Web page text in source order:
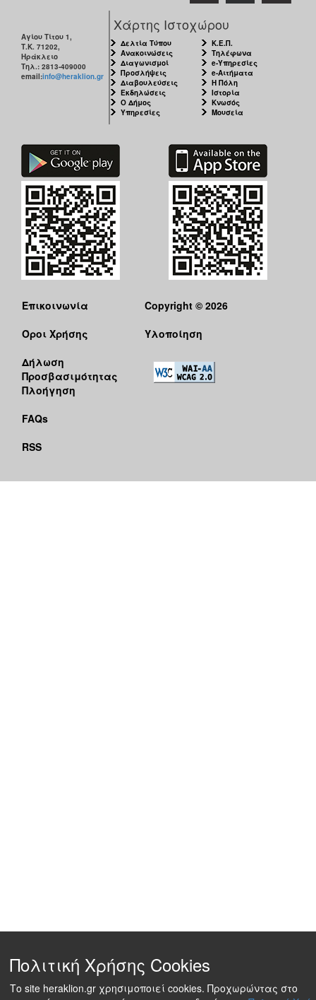
Αγίου Τίτου 1,
Τ.Κ. 71202,
Ηράκλειο
Τηλ.: 2813-409000
email:info@heraklion.gr
Χάρτης Ιστοχώρου
Δελτία Τύπου
Ανακοινώσεις
Διαγωνισμοί
Προσλήψεις
Διαβουλεύσεις
Εκδηλώσεις
Ο Δήμος
Υπηρεσίες
Κ.Ε.Π.
Τηλέφωνα
e-Υπηρεσίες
e-Αιτήματα
Η Πόλη
Ιστορία
Κνωσός
Μουσεία
Επικοινωνία
Όροι Χρήσης
Δήλωση
Προσβασιμότητας
Πλοήγηση
FAQs
RSS
Copyright © 2026
Υλοποίηση
Πολιτική Χρήσης Cookies
Το site heraklion.gr χρησιμοποιεί cookies. Προχωρώντας στο